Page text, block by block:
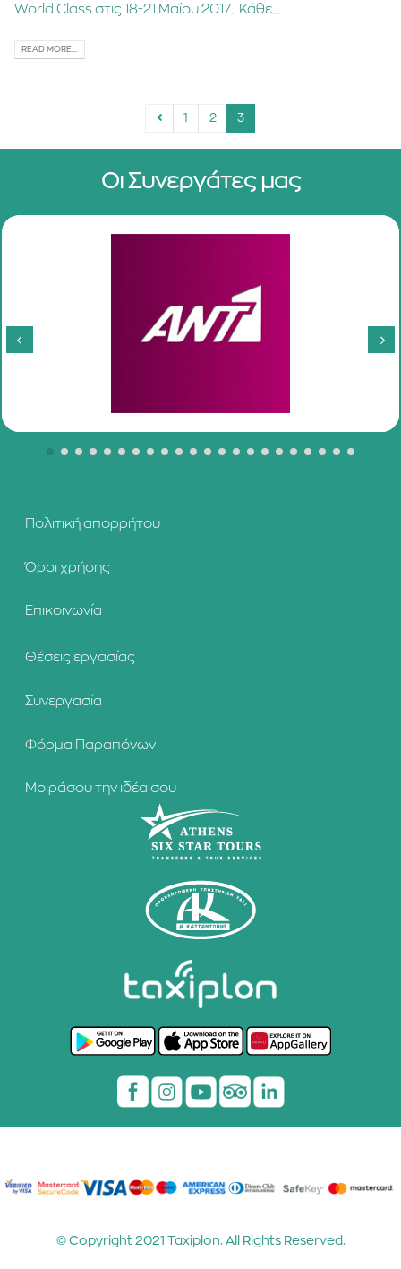
World Class στις 18-21 Μαΐου 2017. Κάθε...
READ MORE...
1 2 3
Οι Συνεργάτες μας
Πολιτική απορρήτου
Όροι χρήσης
Επικοινωνία
Θέσεις εργασίας
Συνεργασία
Φόρμα Παραπόνων
Μοιράσου την ιδέα σου
© Copyright 2021 Taxiplon. All Rights Reserved.